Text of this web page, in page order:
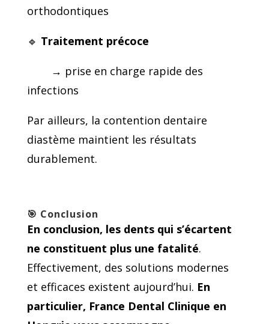
orthodontiques
🔹 Traitement précoce
→ prise en charge rapide des
infections
Par ailleurs, la contention dentaire
diastème maintient les résultats
durablement.
🎯 Conclusion
En conclusion, les dents qui s’écartent
ne constituent plus une fatalité.
Effectivement, des solutions modernes
et efficaces existent aujourd’hui. En
particulier, France Dental Clinique en